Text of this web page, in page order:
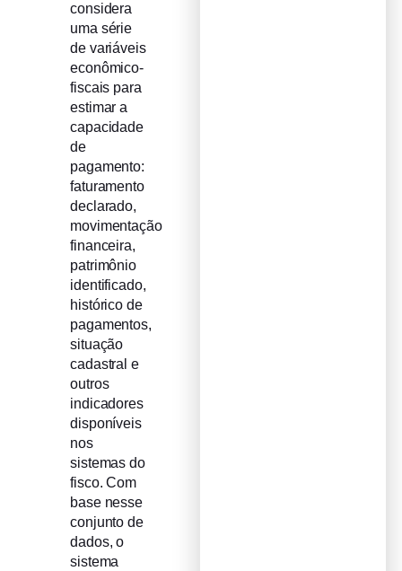
considera
uma série
de variáveis
econômico-
fiscais para
estimar a
capacidade
de
pagamento:
faturamento
declarado,
movimentação
financeira,
patrimônio
identificado,
histórico de
pagamentos,
situação
cadastral e
outros
indicadores
disponíveis
nos
sistemas do
fisco. Com
base nesse
conjunto de
dados, o
sistema